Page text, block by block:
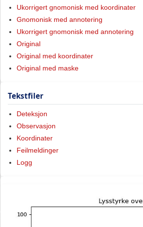
Ukorrigert gnomonisk med koordinater
Gnomonisk med annotering
Ukorrigert gnomonisk med annotering
Original
Original med koordinater
Original med maske
Tekstfiler
Deteksjon
Observasjon
Koordinater
Feilmeldinger
Logg